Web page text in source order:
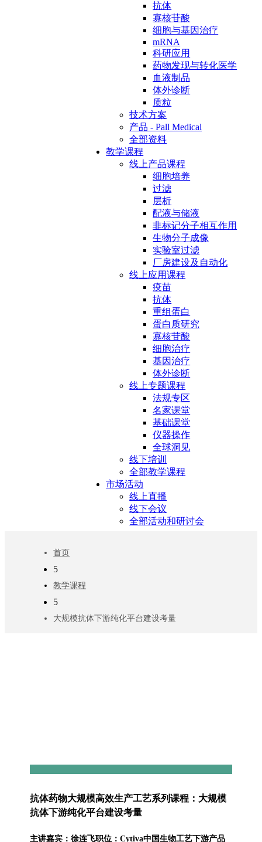
抗体
寡核苷酸
细胞与基因治疗
mRNA
科研应用
药物发现与转化医学
血液制品
体外诊断
质粒
技术方案
产品 - Pall Medical
全部资料
教学课程
线上产品课程
细胞培养
过滤
层析
配液与储液
非标记分子相互作用
生物分子成像
实验室过滤
厂房建设及自动化
线上应用课程
疫苗
抗体
重组蛋白
蛋白质研究
寡核苷酸
细胞治疗
基因治疗
体外诊断
线上专题课程
法规专区
名家课堂
基础课堂
仪器操作
全球洞见
线下培训
全部教学课程
市场活动
线上直播
线下会议
全部活动和研讨会
首页
5
教学课程
5
大规模抗体下游纯化平台建设考量
抗体药物大规模高效生产工艺系列课程：大规模
抗体下游纯化平台建设考量
主讲嘉宾：徐连飞职位：Cytiva中国生物工艺下游产品